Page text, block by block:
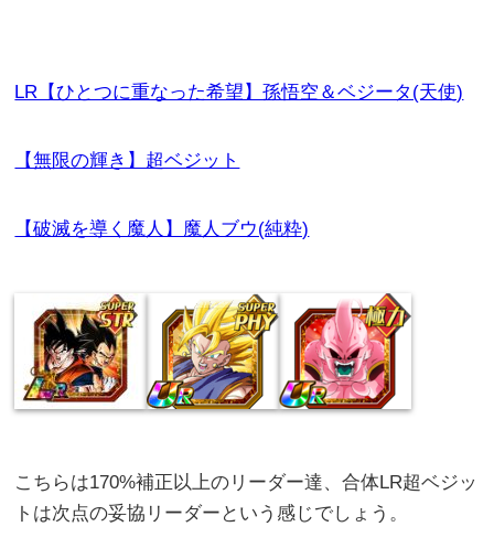
LR【ひとつに重なった希望】孫悟空＆ベジータ(天使)
【無限の輝き】超ベジット
【破滅を導く魔人】魔人ブウ(純粋)
こちらは170%補正以上のリーダー達、合体LR超ベジッ
トは次点の妥協リーダーという感じでしょう。